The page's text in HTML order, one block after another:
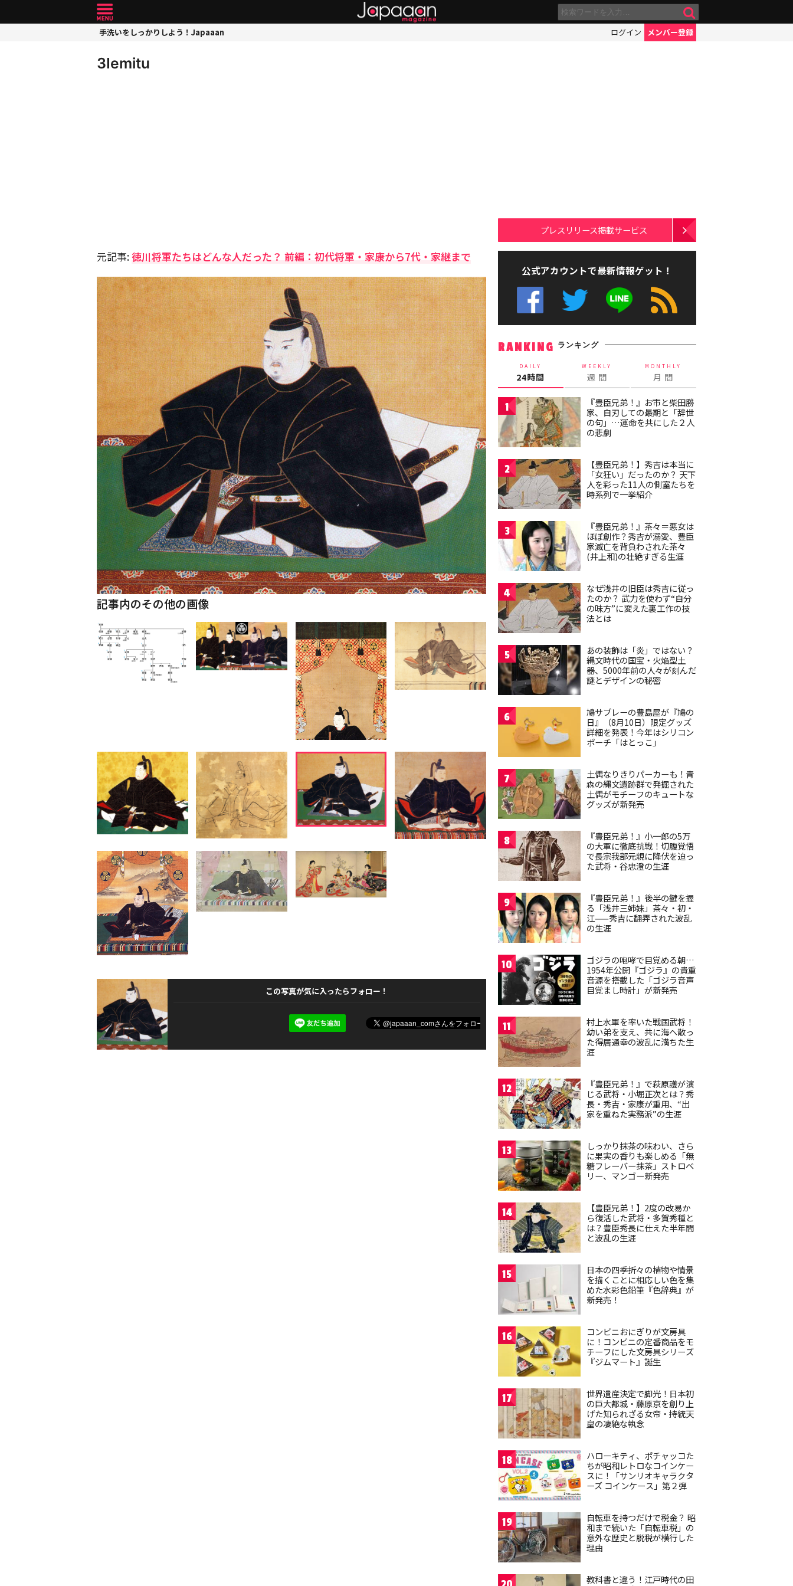
手洗いをしっかりしよう！Japaaan ログイン メンバー登録
3Iemitu
元記事:徳川将軍たちはどんな人だった？ 前編：初代将軍・家康から7代・家継まで
記事内のその他の画像
この写真が気に入ったらフォロー！
プレスリリース掲載サービス
公式アカウントで最新情報ゲット！
RANKING ランキング
DAILY
24時間
WEEKLY
週 間
MONTHLY
月 間
1
『豊臣兄弟！』お市と柴田勝
家、自刃しての最期と「辞世
の句」…運命を共にした２人
の悲劇
2
【豊臣兄弟！】秀吉は本当に
「女狂い」だったのか？ 天下
人を彩った11人の側室たちを
時系列で一挙紹介
3
『豊臣兄弟！』茶々＝悪女は
ほぼ創作？秀吉が溺愛、豊臣
家滅亡を背負わされた茶々
(井上和)の壮絶すぎる生涯
4
なぜ浅井の旧臣は秀吉に従っ
たのか？ 武力を使わず“自分
の味方”に変えた裏工作の技
法とは
5
あの装飾は「炎」ではない？
縄文時代の国宝・火焔型土
器、5000年前の人々が刻んだ
謎とデザインの秘密
6
鳩サブレーの豊島屋が『鳩の
日』（8月10日）限定グッズ
詳細を発表！今年はシリコン
ポーチ「はとっこ」
7
土偶なりきりパーカーも！青
森の縄文遺跡群で発掘された
土偶がモチーフのキュートな
グッズが新発売
8
『豊臣兄弟！』小一郎の5万
の大軍に徹底抗戦！切腹覚悟
で長宗我部元親に降伏を迫っ
た武将・谷忠澄の生涯
9
『豊臣兄弟！』後半の鍵を握
る「浅井三姉妹」茶々・初・
江——秀吉に翻弄された波乱
の生涯
10
ゴジラの咆哮で目覚める朝…
1954年公開『ゴジラ』の貴重
音源を搭載した「ゴジラ音声
目覚まし時計」が新発売
11
村上水軍を率いた戦国武将！
幼い弟を支え、共に海へ散っ
た得居通幸の波乱に満ちた生
涯
12
『豊臣兄弟！』で萩原護が演
じる武将・小堀正次とは？秀
長・秀吉・家康が重用、“出
家を重ねた実務派”の生涯
13
しっかり抹茶の味わい、さら
に果実の香りも楽しめる「無
糖フレーバー抹茶」ストロベ
リー、マンゴー新発売
14
【豊臣兄弟！】2度の改易か
ら復活した武将・多賀秀種と
は？豊臣秀長に仕えた半年間
と波乱の生涯
15
日本の四季折々の植物や情景
を描くことに相応しい色を集
めた水彩色鉛筆『色辞典』が
新発売！
16
コンビニおにぎりが文房具
に！コンビニの定番商品をモ
チーフにした文房具シリーズ
『ジムマート』誕生
17
世界遺産決定で脚光！日本初
の巨大都城・藤原京を創り上
げた知られざる女帝・持統天
皇の凄絶な執念
18
ハローキティ、ポチャッコた
ちが昭和レトロなコインケー
スに！「サンリオキャラクタ
ーズ コインケース」第２弾
19
自転車を持つだけで税金？ 昭
和まで続いた「自転車税」の
意外な歴史と脱税が横行した
理由
教科書と違う！江戸時代の田